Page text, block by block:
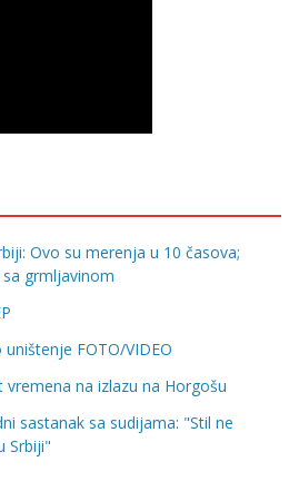
Ovo su merenja u 10 časova;
grmljavinom
FOTO/VIDEO
vremena na izlazu na Horgošu
sastanak sa sudijama: "Stil ne
Srbiji"